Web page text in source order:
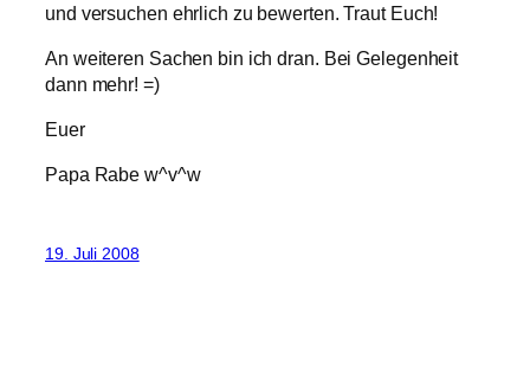
und versuchen ehrlich zu bewerten. Traut Euch!
An weiteren Sachen bin ich dran. Bei Gelegenheit
dann mehr! =)
Euer
Papa Rabe w^v^w
19. Juli 2008